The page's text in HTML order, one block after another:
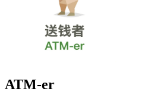
ATM-er